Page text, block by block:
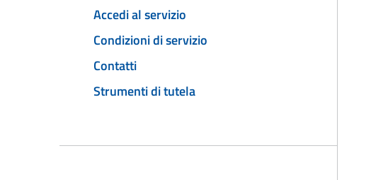
Accedi al servizio
Condizioni di servizio
Contatti
Strumenti di tutela